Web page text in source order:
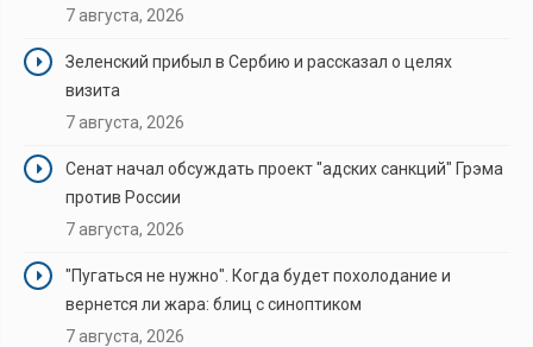
7 августа, 2026
Зеленский прибыл в Сербию и рассказал о целях
визита
7 августа, 2026
Сенат начал обсуждать проект "адских санкций" Грэма
против России
7 августа, 2026
"Пугаться не нужно". Когда будет похолодание и
вернется ли жара: блиц с синоптиком
7 августа, 2026